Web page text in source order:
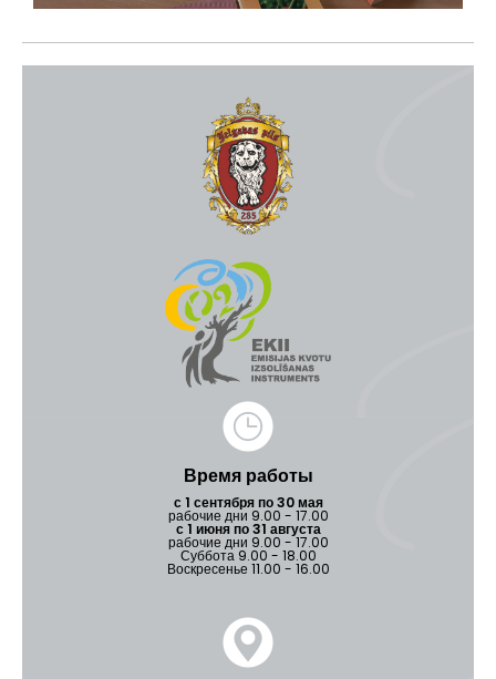
Время работы
с 1 сентября по 30 мая
рабочие дни 9.00 - 17.00
с 1 июня по 31 августа
рабочие дни 9.00 - 17.00
Суббота 9.00 - 18.00
Воскресенье 11.00 - 16.00